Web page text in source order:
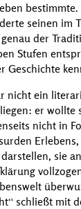
seinen im
der
Stufen
Geschichte
nicht ein
er wollte
nicht in
darstellen, sie
schließt mit